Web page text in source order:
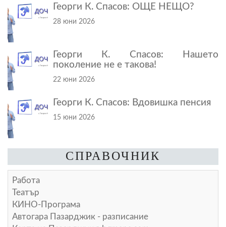
Георги К. Спасов: ОЩЕ НЕЩО?
28 юни 2026
Георги К. Спасов: Нашето
поколение не е такова!
22 юни 2026
Георги К. Спасов: Вдовишка пенсия
15 юни 2026
СПРАВОЧНИК
Работа
Театър
КИНО-Програма
Автогара Пазарджик - разписание